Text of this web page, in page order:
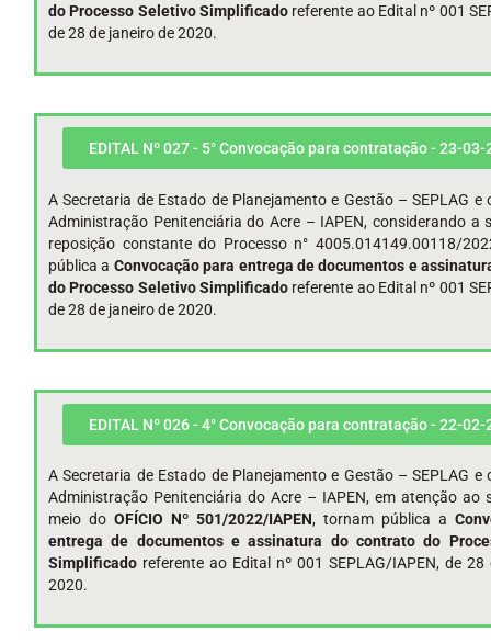
do Processo Seletivo Simplificado referente ao Edital nº 001
de 28 de janeiro de 2020.
EDITAL Nº 027 - 5° Convocação para contratação - 23-03-
A Secretaria de Estado de Planejamento e Gestão – SEPLAG
Administração Penitenciária do Acre – IAPEN, considerando a
reposição constante do Processo n° 4005.014149.00118/
pública a Convocação para entrega de documentos e
do Processo Seletivo Simplificado referente ao Edital nº 001
de 28 de janeiro de 2020.
EDITAL Nº 026 - 4° Convocação para contratação - 22-02-
A Secretaria de Estado de Planejamento e Gestão – SEPLAG
Administração Penitenciária do Acre – IAPEN, em atenção ao
meio do OFÍCIO Nº 501/2022/IAPEN, tornam pública a
entrega de documentos e assinatura do contrato do
Simplificado referente ao Edital nº 001 SEPLAG/IAPEN, de 28
2020.